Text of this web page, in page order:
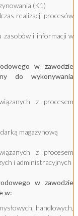
(K1)
realizacji procesów
zasobów i informacji w
w zawodzie
do wykonywania
z procesem
magazynową
z procesem
i administracyjnych
w zawodzie
w:
handlowych,